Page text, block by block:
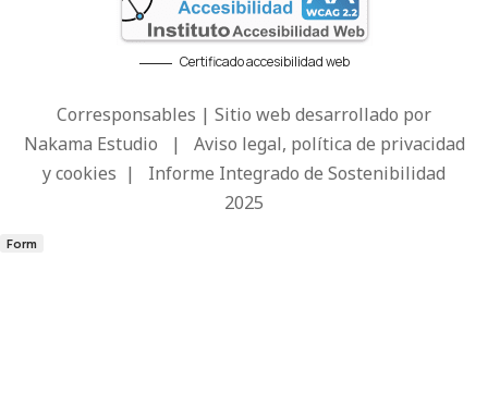
Certificado accesibilidad web
Corresponsables | Sitio web desarrollado por
Nakama Estudio | Aviso legal, política de privacidad
y cookies | Informe Integrado de Sostenibilidad
2025
Form